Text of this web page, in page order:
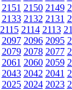
2151 2150 2149
2133 2132 2131
2115 2114 2113
2097 2096 2095
2079 2078 2077
2061 2060 2059
2043 2042 2041
2025 2024 2023